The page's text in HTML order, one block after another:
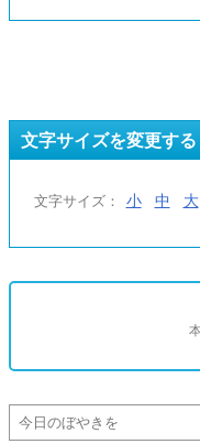
文字サイズを変更する
文字サイズ： 小 中 大